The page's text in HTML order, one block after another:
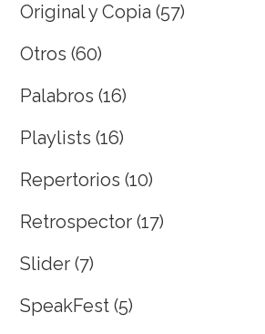
Original y Copia (57)
Otros (60)
Palabros (16)
Playlists (16)
Repertorios (10)
Retrospector (17)
Slider (7)
SpeakFest (5)